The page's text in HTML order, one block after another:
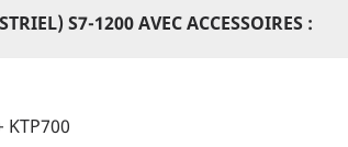
S7-1200 AVEC ACCESSOIRES :
KTP700